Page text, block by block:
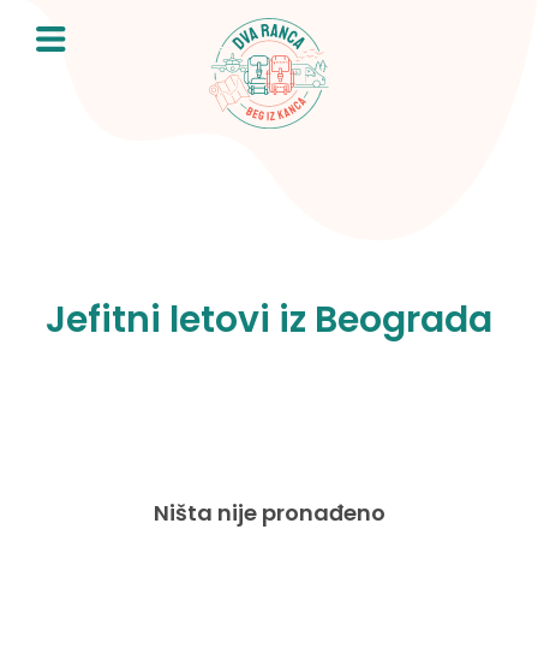
content
Jefitni letovi iz Beograda
Ništa nije pronađeno